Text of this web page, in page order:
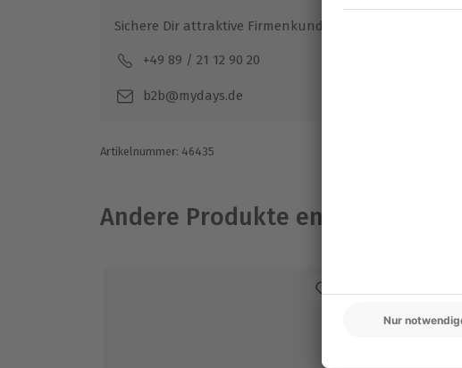
Wird gestellt: wasserdichte Säcke, Handybeutel,
Teilnehmer
Sichere Dir attraktive Firmenkunden Vorteile.
+49 89 / 21 12 90 20
b2b@mydays.de
Artikelnummer: 46435
Andere Produkte entdecken